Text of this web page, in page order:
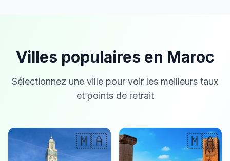
Villes populaires en Maroc
Sélectionnez une ville pour voir les meilleurs taux
et points de retrait
🇲🇦 🇲🇦